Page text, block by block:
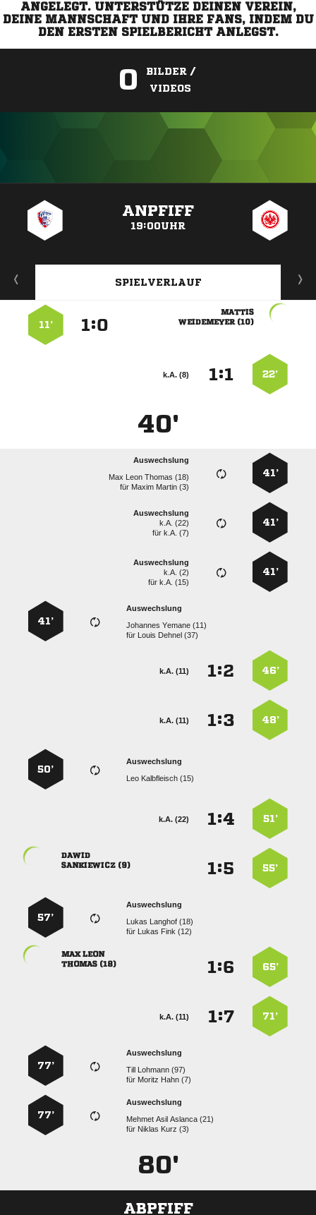
ANGELEGT. UNTERSTÜTZE DEINEN VEREIN,
DEINE MANNSCHAFT UND IHRE FANS, INDEM DU
DEN ERSTEN SPIELBERICHT ANLEGST.
0
BILDER /
VIDEOS
ANPFIFF
19:00UHR
SPIELVERLAUF

 
:
11’
22’
:
k.A. (8)
40'
41’
Auswechslung
   
für   
41’
Auswechslung
k.A. (22)
fürk.A. (7)
41’
Auswechslung
k.A. (2)
fürk.A. (15)
Auswechslung
  
für   
41’
46’
:
k.A. (11)
48’
:
k.A. (11)
Auswechslung
  
50’
51’
:
k.A. (22)
55’
:

 
Auswechslung
  
für   
57’
65’
:
 
 
71’
:
k.A. (11)
Auswechslung
  
für   
77’
Auswechslung
   
für   
77’
80'
ABPFIFF